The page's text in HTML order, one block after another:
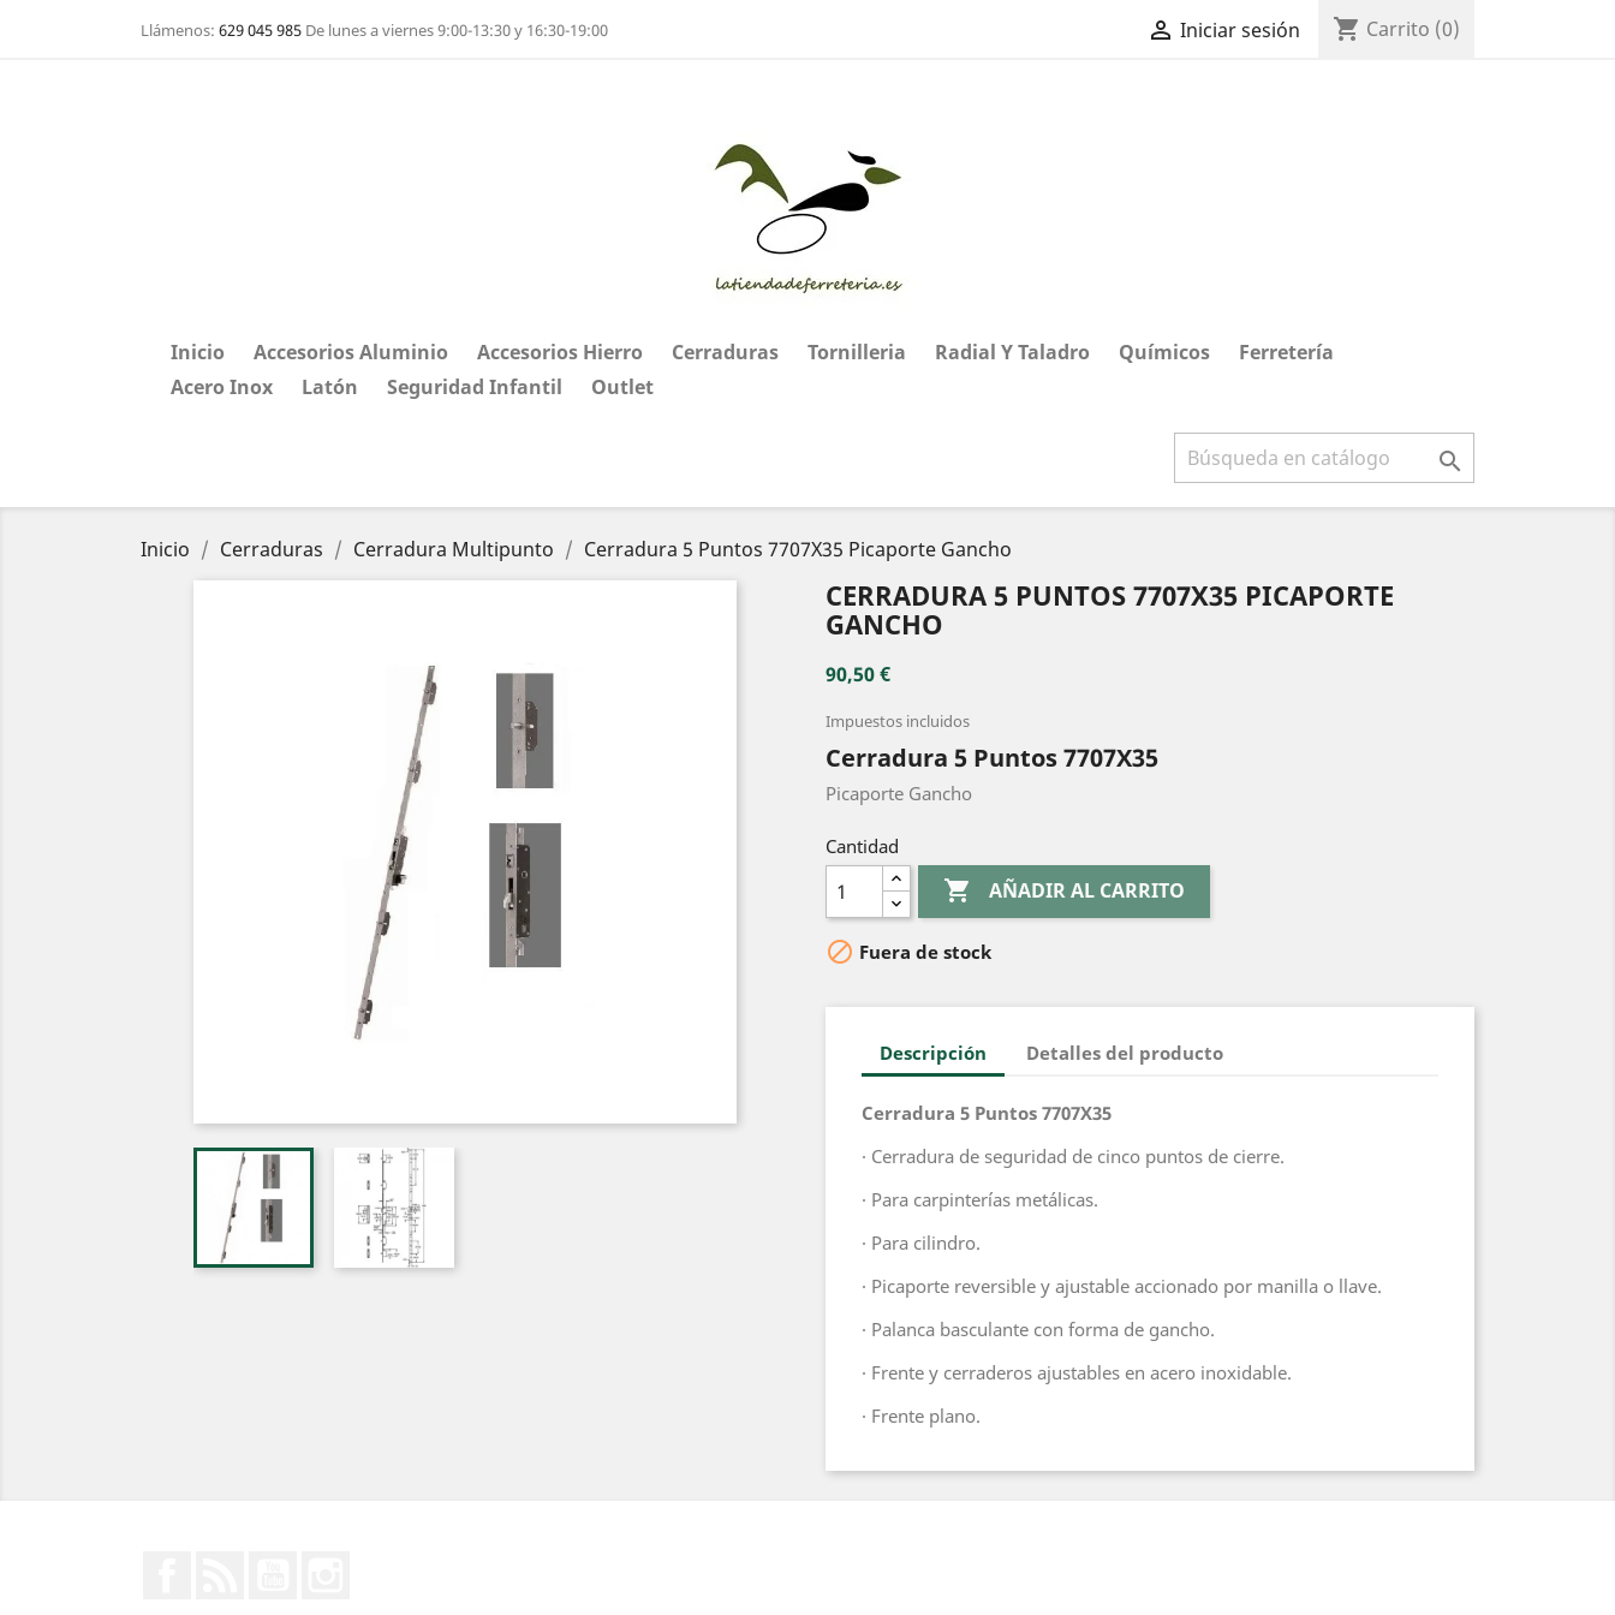
Llámenos: 629 045 985 De lunes a viernes 9:00-13:30 y 16:30-19:00  Iniciar sesión shopping_cart Carrito (0)
Inicio Accesorios Aluminio Accesorios Hierro Cerraduras Tornilleria Radial Y Taladro Químicos
Ferretería
Acero Inox
Latón Seguridad Infantil Outlet

Inicio Cerraduras Cerradura Multipunto Cerradura 5 Puntos 7707X35 Picaporte Gancho
CERRADURA 5 PUNTOS 7707X35 PICAPORTE
GANCHO
90,50 €
Impuestos incluidos
Cerradura 5 Puntos 7707X35
Picaporte Gancho
Cantidad
 AÑADIR AL CARRITO
 Fuera de stock
Descripción Detalles del producto
Cerradura 5 Puntos 7707X35
· Cerradura de seguridad de cinco puntos de cierre.
· Para carpinterías metálicas.
· Para cilindro.
· Picaporte reversible y ajustable accionado por manilla o llave.
· Palanca basculante con forma de gancho.
· Frente y cerraderos ajustables en acero inoxidable.
· Frente plano.